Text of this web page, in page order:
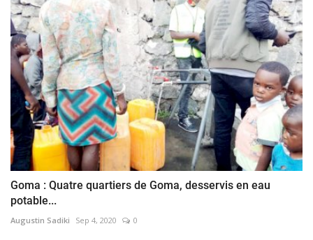
Goma : Quatre quartiers de Goma, desservis en eau
potable...
Augustin Sadiki Sep 4, 2020 0